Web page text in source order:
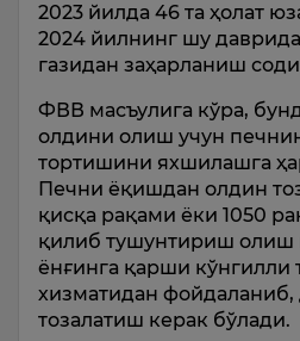
2023 йилда 46 та ҳолат
2024 йилнинг шу даврида
газидан заҳарланиш
ФВВ масъулига кўра,
олдини олиш учун
тортишини яхшилашга
Печни ёқишдан олдин
қисқа рақами ёки 1050
қилиб тушунтириш олиш
ёнғинга қарши кўнгилли
хизматидан
тозалатиш керак бўлади.